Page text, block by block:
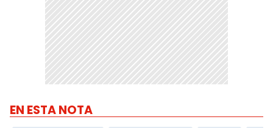
EN ESTA NOTA